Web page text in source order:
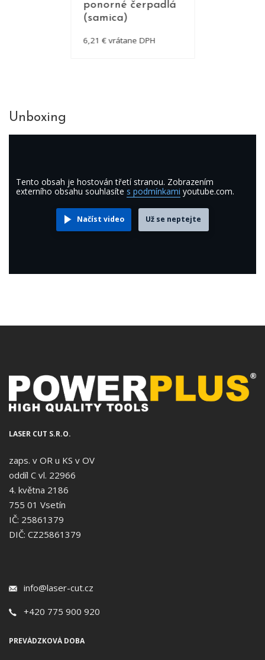
ponorné čerpadlá
(samica)
6,21 € vrátane DPH
Unboxing
Tento obsah je hostován třetí stranou. Zobrazením
externího obsahu souhlasíte s podmínkami youtube.com.
Načíst video Už se neptejte
LASER CUT S.R.O.
zaps. v OR u KS v OV
oddíl C vl. 22966
4. května 2186
755 01 Vsetín
IČ: 25861379
DIČ: CZ25861379
info@laser-cut.cz
+420 775 900 920
PREVÁDZKOVÁ DOBA